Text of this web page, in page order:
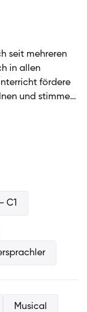
Ziele
seit mehreren
in allen
fördere
und stimme
Vorbereitung
sodass
der
C1
Musical